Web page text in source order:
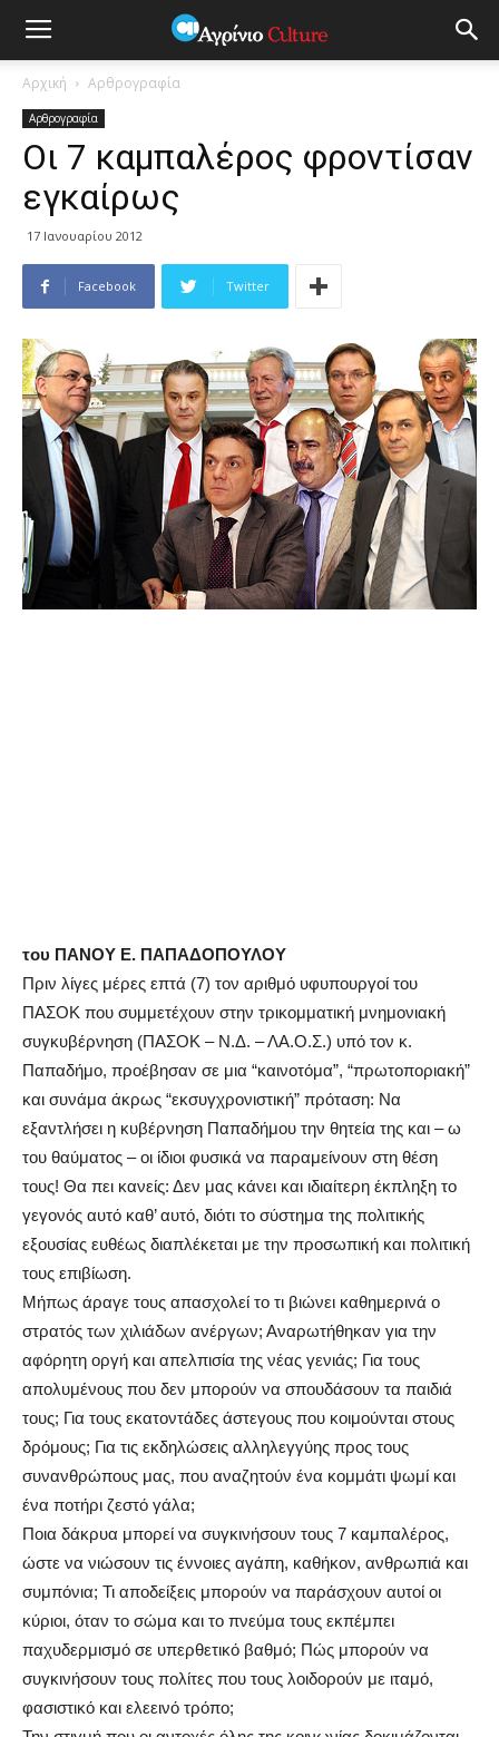
Αρχική Αρθρογραφία
Αρθρογραφία
Οι 7 καμπαλέρος φροντίσαν
εγκαίρως
17 Ιανουαρίου 2012
Facebook Twitter
του ΠΑΝΟΥ Ε. ΠΑΠΑΔΟΠΟΥΛΟΥ
Πριν λίγες μέρες επτά (7) τον αριθμό υφυπουργοί του
ΠΑΣΟΚ που συμμετέχουν στην τρικομματική μνημονιακή
συγκυβέρνηση (ΠΑΣΟΚ – Ν.Δ. – ΛΑ.Ο.Σ.) υπό τον κ.
Παπαδήμο, προέβησαν σε μια “καινοτόμα”, “πρωτοποριακή”
και συνάμα άκρως “εκσυγχρονιστική” πρόταση: Να
εξαντλήσει η κυβέρνηση Παπαδήμου την θητεία της και – ω
του θαύματος – οι ίδιοι φυσικά να παραμείνουν στη θέση
τους! Θα πει κανείς: Δεν μας κάνει και ιδιαίτερη έκπληξη το
γεγονός αυτό καθ’ αυτό, διότι το σύστημα της πολιτικής
εξουσίας ευθέως διαπλέκεται με την προσωπική και πολιτική
τους επιβίωση.
Μήπως άραγε τους απασχολεί το τι βιώνει καθημερινά ο
στρατός των χιλιάδων ανέργων; Αναρωτήθηκαν για την
αφόρητη οργή και απελπισία της νέας γενιάς; Για τους
απολυμένους που δεν μπορούν να σπουδάσουν τα παιδιά
τους; Για τους εκατοντάδες άστεγους που κοιμούνται στους
δρόμους; Για τις εκδηλώσεις αλληλεγγύης προς τους
συνανθρώπους μας, που αναζητούν ένα κομμάτι ψωμί και
ένα ποτήρι ζεστό γάλα;
Ποια δάκρυα μπορεί να συγκινήσουν τους 7 καμπαλέρος,
ώστε να νιώσουν τις έννοιες αγάπη, καθήκον, ανθρωπιά και
συμπόνια; Τι αποδείξεις μπορούν να παράσχουν αυτοί οι
κύριοι, όταν το σώμα και το πνεύμα τους εκπέμπει
παχυδερμισμό σε υπερθετικό βαθμό; Πώς μπορούν να
συγκινήσουν τους πολίτες που τους λοιδορούν με ιταμό,
φασιστικό και ελεεινό τρόπο;